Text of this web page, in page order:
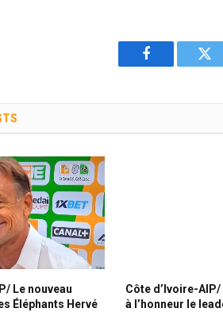
Facebook
Le nouveau
Éléphants Hervé
Côte d’Ivoire-
à l’honneur le